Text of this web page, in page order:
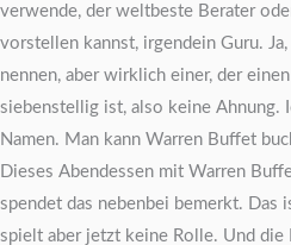
verwende, der weltbeste Berater
vorstellen kannst, irgendein Guru.
nennen, aber wirklich einer, der
siebenstellig ist, also keine Ahnung.
Namen. Man kann Warren Buffet
Dieses Abendessen mit Warren
spendet das nebenbei bemerkt. Das
spielt aber jetzt keine Rolle. Und die